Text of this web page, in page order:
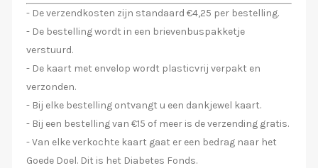
- De verzendkosten zijn standaard €4,25 per bestelling.
- De bestelling wordt in een brievenbuspakketje
verstuurd.
- De kaart met envelop wordt plasticvrij verpakt en
verzonden.
- Bij elke bestelling ontvangt u een dankjewel kaart.
- Bij een bestelling van €15 of meer is de verzending gratis.
- Van elke verkochte kaart gaat er een bedrag naar het
Goede Doel. Dit is het Diabetes Fonds.